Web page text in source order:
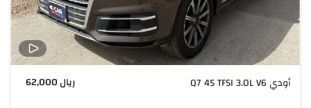
أودي Q7 45 TFSI 3.0L V6 ريال 62,000